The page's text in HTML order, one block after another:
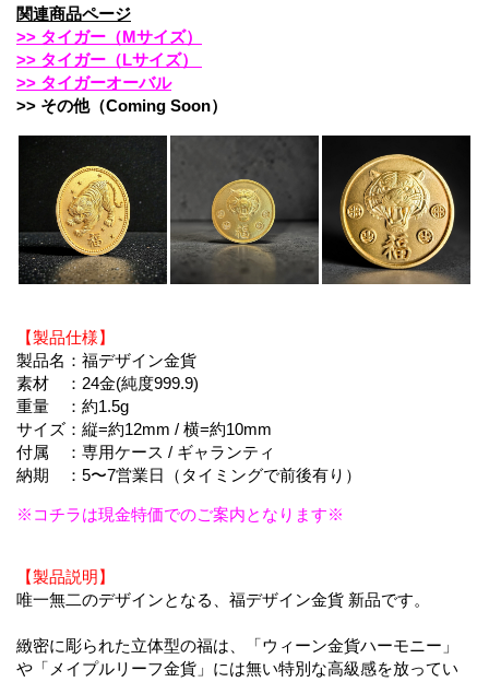
関連商品ページ
>> タイガー（Mサイズ）
>> タイガー（Lサイズ）
>> タイガーオーバル
>> その他（Coming Soon）
【製品仕様】
製品名：福デザイン金貨
素材 ：24金(純度999.9)
重量 ：約1.5g
サイズ：縦=約12mm / 横=約10mm
付属 ：専用ケース / ギャランティ
納期 ：5〜7営業日（タイミングで前後有り）
※コチラは現金特価でのご案内となります※
【製品説明】
唯一無二のデザインとなる、福デザイン金貨 新品です。
緻密に彫られた立体型の福は、「ウィーン金貨ハーモニー」
や「メイプルリーフ金貨」には無い特別な高級感を放ってい